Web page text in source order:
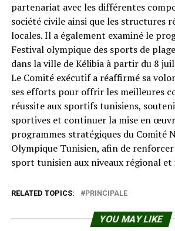
partenariat avec les différentes
société civile ainsi que les structures
locales. Il a également examiné le
Festival olympique des sports de
dans la ville de Kélibia à partir du 8
Le Comité exécutif a réaffirmé sa
ses efforts pour offrir les meilleures
réussite aux sportifs tunisiens,
sportives et continuer la mise en
programmes stratégiques du Comité
Olympique Tunisien, afin de
sport tunisien aux niveaux régional
RELATED TOPICS: PRINCIPALE
YOU MAY LIKE